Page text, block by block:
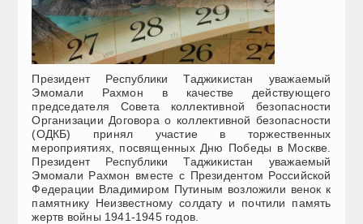
Президент Республики Таджикистан уважаемый
Эмомали Рахмон в качестве действующего
председателя Совета коллективной безопасности
Организации Договора о коллективной безопасности
(ОДКБ) принял участие в торжественных
мероприятиях, посвященных Дню Победы в Москве.
Президент Республики Таджикистан уважаемый
Эмомали Рахмон вместе с Президентом Российской
Федерации Владимиром Путиным возложили венок к
памятнику Неизвестному солдату и почтили память
жертв войны 1941-1945 годов.